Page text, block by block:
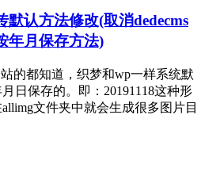
默认方法修改(取消dedecms
年月保存方法)
的都知道，织梦和wp一样系统默
日保存的。即：20191118这种形
文件夹中就会生成很多图片目